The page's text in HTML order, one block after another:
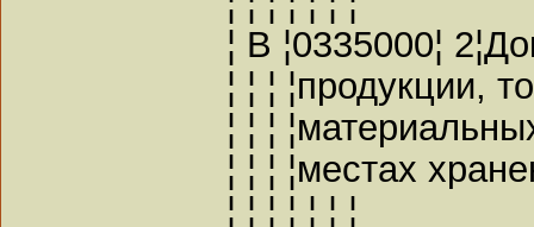
¦ В ¦0335000¦
¦ ¦ ¦ ¦продукции,
¦ ¦ ¦
¦ ¦ ¦ ¦местах
¦ ¦ ¦ ¦ ¦ ¦ ¦